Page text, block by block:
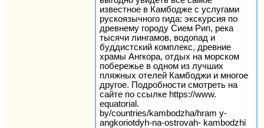
известное в Камбодже с услугами
рускоязычного гида: экскурсия по
древнему городу Сием Рип, река
тысячи лингамов, водопад и
буддистский комплекс, древние
храмы Ангкора, отдых на морском
побережье в одном из лучших
пляжных отелей Камбоджи и многое
другое. Подробности смотреть на
сайте по ссылке https://www.
equatorial.
by/countries/kambodzha/hram y-
angkoriotdyh-na-ostrovah- kambodzhi